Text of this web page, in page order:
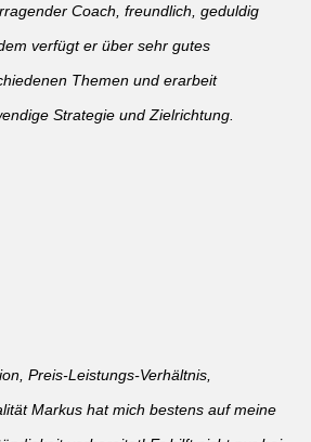
Coach, freundlich, geduldig
verfügt er über sehr gutes
Themen und erarbeit
Strategie und Zielrichtung.
Preis-Leistungs-Verhältnis,
Markus hat mich bestens auf meine